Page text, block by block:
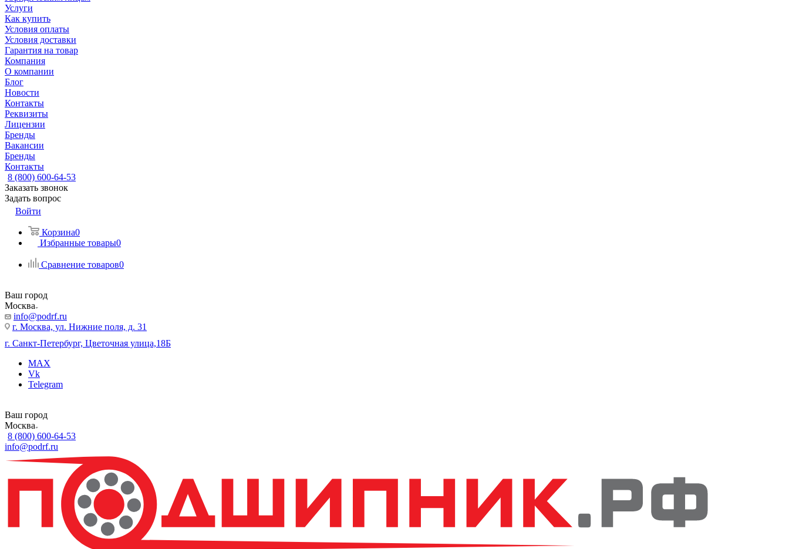
Услуги
Как купить
Условия оплаты
Условия доставки
Гарантия на товар
Компания
О компании
Блог
Новости
Контакты
Реквизиты
Лицензии
Бренды
Вакансии
Бренды
Контакты
8 (800) 600-64-53
Заказать звонок
Задать вопрос
Войти
Корзина0
Избранные товары0
Сравнение товаров0
Ваш город
Москва
info@podrf.ru
г. Москва, ул. Нижние поля, д. 31
г. Санкт-Петербург, Цветочная улица,18Б
MAX
Vk
Telegram
Ваш город
Москва
8 (800) 600-64-53
info@podrf.ru